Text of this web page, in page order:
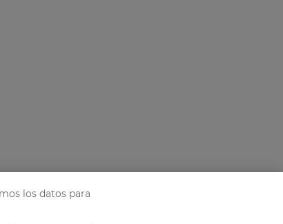
los datos para